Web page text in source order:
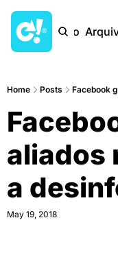
Início
Home Posts Facebook
aliados
a
May 19, 2018